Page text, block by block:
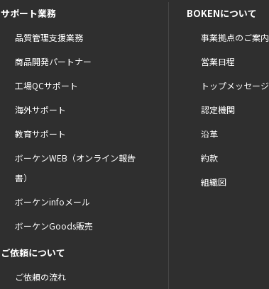
サポート業務
品質管理支援業務
商品開発パートナー
工場QCサポート
海外サポート
教育サポート
ボーケンWEB（オンライン報告
書）
ボーケンinfoメール
ボーケンGoods販売
ご依頼について
ご依頼の流れ
BOKENについて
事業拠点のご案内
営業日程
トップメッセージ
認定機関
沿革
約款
組織図